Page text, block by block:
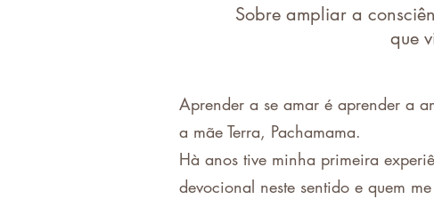
Sobre ampliar a
que
Aprender a se amar é aprender a
a mãe Terra, Pachamama.
Hà anos tive minha primeira
devocional neste sentido e quem me